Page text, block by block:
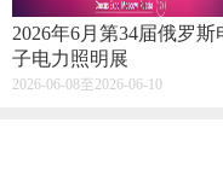
2026年6月第34届俄罗斯
子电力照明展
2026-06-08至2026-06-10